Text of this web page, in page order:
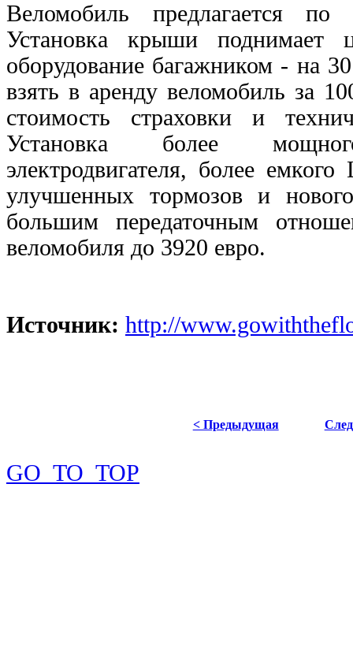
Веломобиль предлагается
Установка крыши
оборудование багажником - на
взять в аренду веломобиль за
стоимость страховки и
Установка более
электродвигателя, более
улучшенных тормозов и
большим передаточным
веломобиля до 3920 евро.
Источник: http://
< Предыдущая
GO_TO_TOP